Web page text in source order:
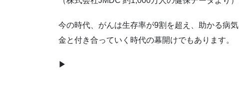
今の時代、がんは生存率が9割を超え、助かる病
金と付き合っていく時代の幕開けでもあります。
▶